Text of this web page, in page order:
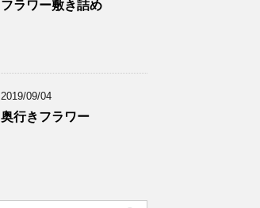
フラワー敷き詰め
2019/09/04
奥行きフラワー